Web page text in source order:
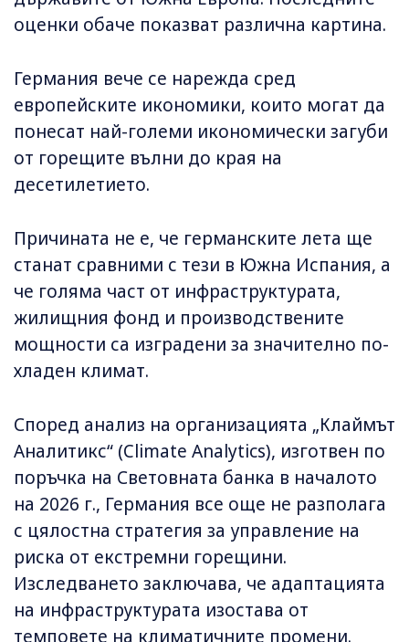
оценки обаче показват различна картина.
Германия вече се нарежда сред
европейските икономики, които могат да
понесат най-големи икономически загуби
от горещите вълни до края на
десетилетието.
Причината не е, че германските лета ще
станат сравними с тези в Южна Испания, а
че голяма част от инфраструктурата,
жилищния фонд и производствените
мощности са изградени за значително по-
хладен климат.
Според анализ на организацията „Клаймът
Аналитикс“ (Climate Analytics), изготвен по
поръчка на Световната банка в началото
на 2026 г., Германия все още не разполага
с цялостна стратегия за управление на
риска от екстремни горещини.
Изследването заключава, че адаптацията
на инфраструктурата изостава от
темповете на климатичните промени.